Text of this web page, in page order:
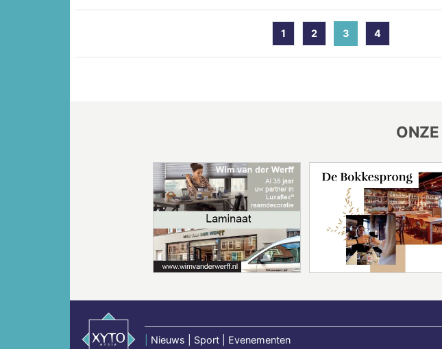
1 2 3(current)
4
ONZE
Nieuws | Sport | Evenementen